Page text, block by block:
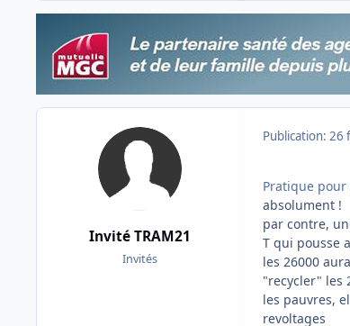
Invité TRAM21
Invités
Publication: 26
Pratique pour
absolument !
par contre,
T qui pousse
les 26000
"recycler" les
les pauvres,
revoltages